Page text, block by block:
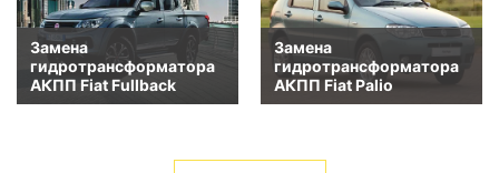
Замена
гидротрансформатора
АКПП Fiat Fullback
Замена
гидротрансформатора
АКПП Fiat Palio